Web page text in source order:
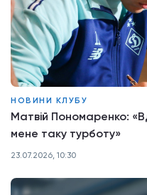
НОВИНИ КЛУБУ
Матвій Пономаренко:
мене таку турботу»
23.07.2026, 10:30